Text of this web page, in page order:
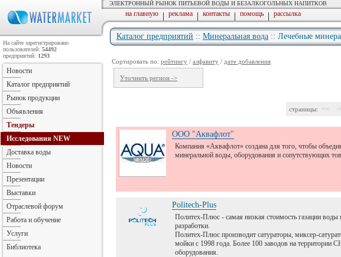
ЭЛЕКТРОННЫЙ РЫНОК ПИТЬЕВОЙ ВОДЫ И БЕЗАЛКОГОЛЬНЫХ НАПИТКОВ
на главную | реклама | контакты | помощь | рассылка
Каталог предприятий :: Минеральная вода :: Лечебные
Сортировать по: рейтингу / алфавиту / дате добавления
Уточнить регион ->
страницы: << <
ООО "Аквафлот"
Компания «Аквафлот» создана для того, чтобы
минеральной воды, оборудования и сопутствующих
Politech-Plus
Политех-Плюс - самая низкая стоимость газации
разработки.
Политех-Плюс производит сатураторы, миксер-
мойки с 1998 года. Более 100 заводов на территории
оборудования.
На сайте зарегистрировано
пользователей: 54492
предприятий: 1293
Новости
Каталог предприятий
Рынок продукции
Объявления
Тендеры
Исследования NEW
Доставка воды
Новости
Презентации
Выставки
Отраслевой форум
Работа и обучение
Услуги
Библиотека